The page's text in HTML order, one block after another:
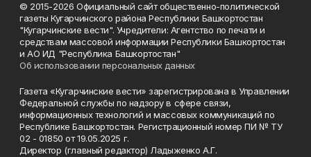
© 2015-2026 Официальный сайт общественно-политической
газеты Кугарчинского района Республики Башкортостан
"Кугарчинские вести". Учредители: Агентство по печати и
средствам массовой информации Республики Башкортостан
и АО ИД "Республика Башкортостан"
Об использовании персональных данных
Газета «Кугарчинские вести» зарегистрирована в Управлении
Федеральной службы по надзору в сфере связи,
информационных технологий и массовых коммуникаций по
Республике Башкортостан. Регистрационный номер ПИ № ТУ
02 - 01850 от 19.05.2025 г.
Директор (главный редактор) Ладыженко А.Г.